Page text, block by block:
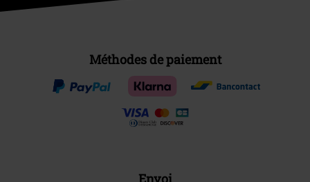
Méthodes de paiement
Envoi